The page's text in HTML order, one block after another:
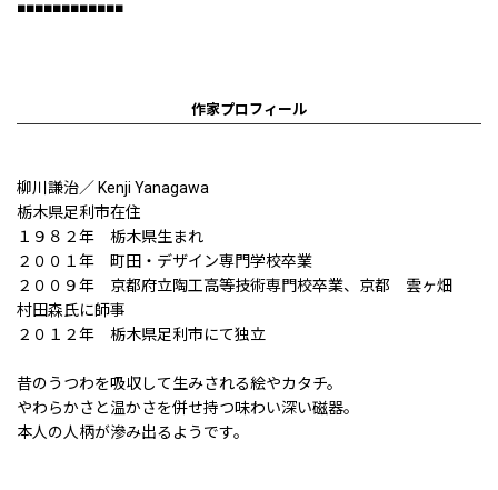
■■■■■■■■■■■■
作家プロフィール
柳川謙治／ Kenji Yanagawa
栃木県足利市在住
１９８２年 栃木県生まれ
２００１年 町田・デザイン専門学校卒業
２００９年 京都府立陶工高等技術専門校卒業、京都 雲ヶ畑
村田森氏に師事
２０１２年 栃木県足利市にて独立
昔のうつわを吸収して生みされる絵やカタチ。
やわらかさと温かさを併せ持つ味わい深い磁器。
本人の人柄が滲み出るようです。